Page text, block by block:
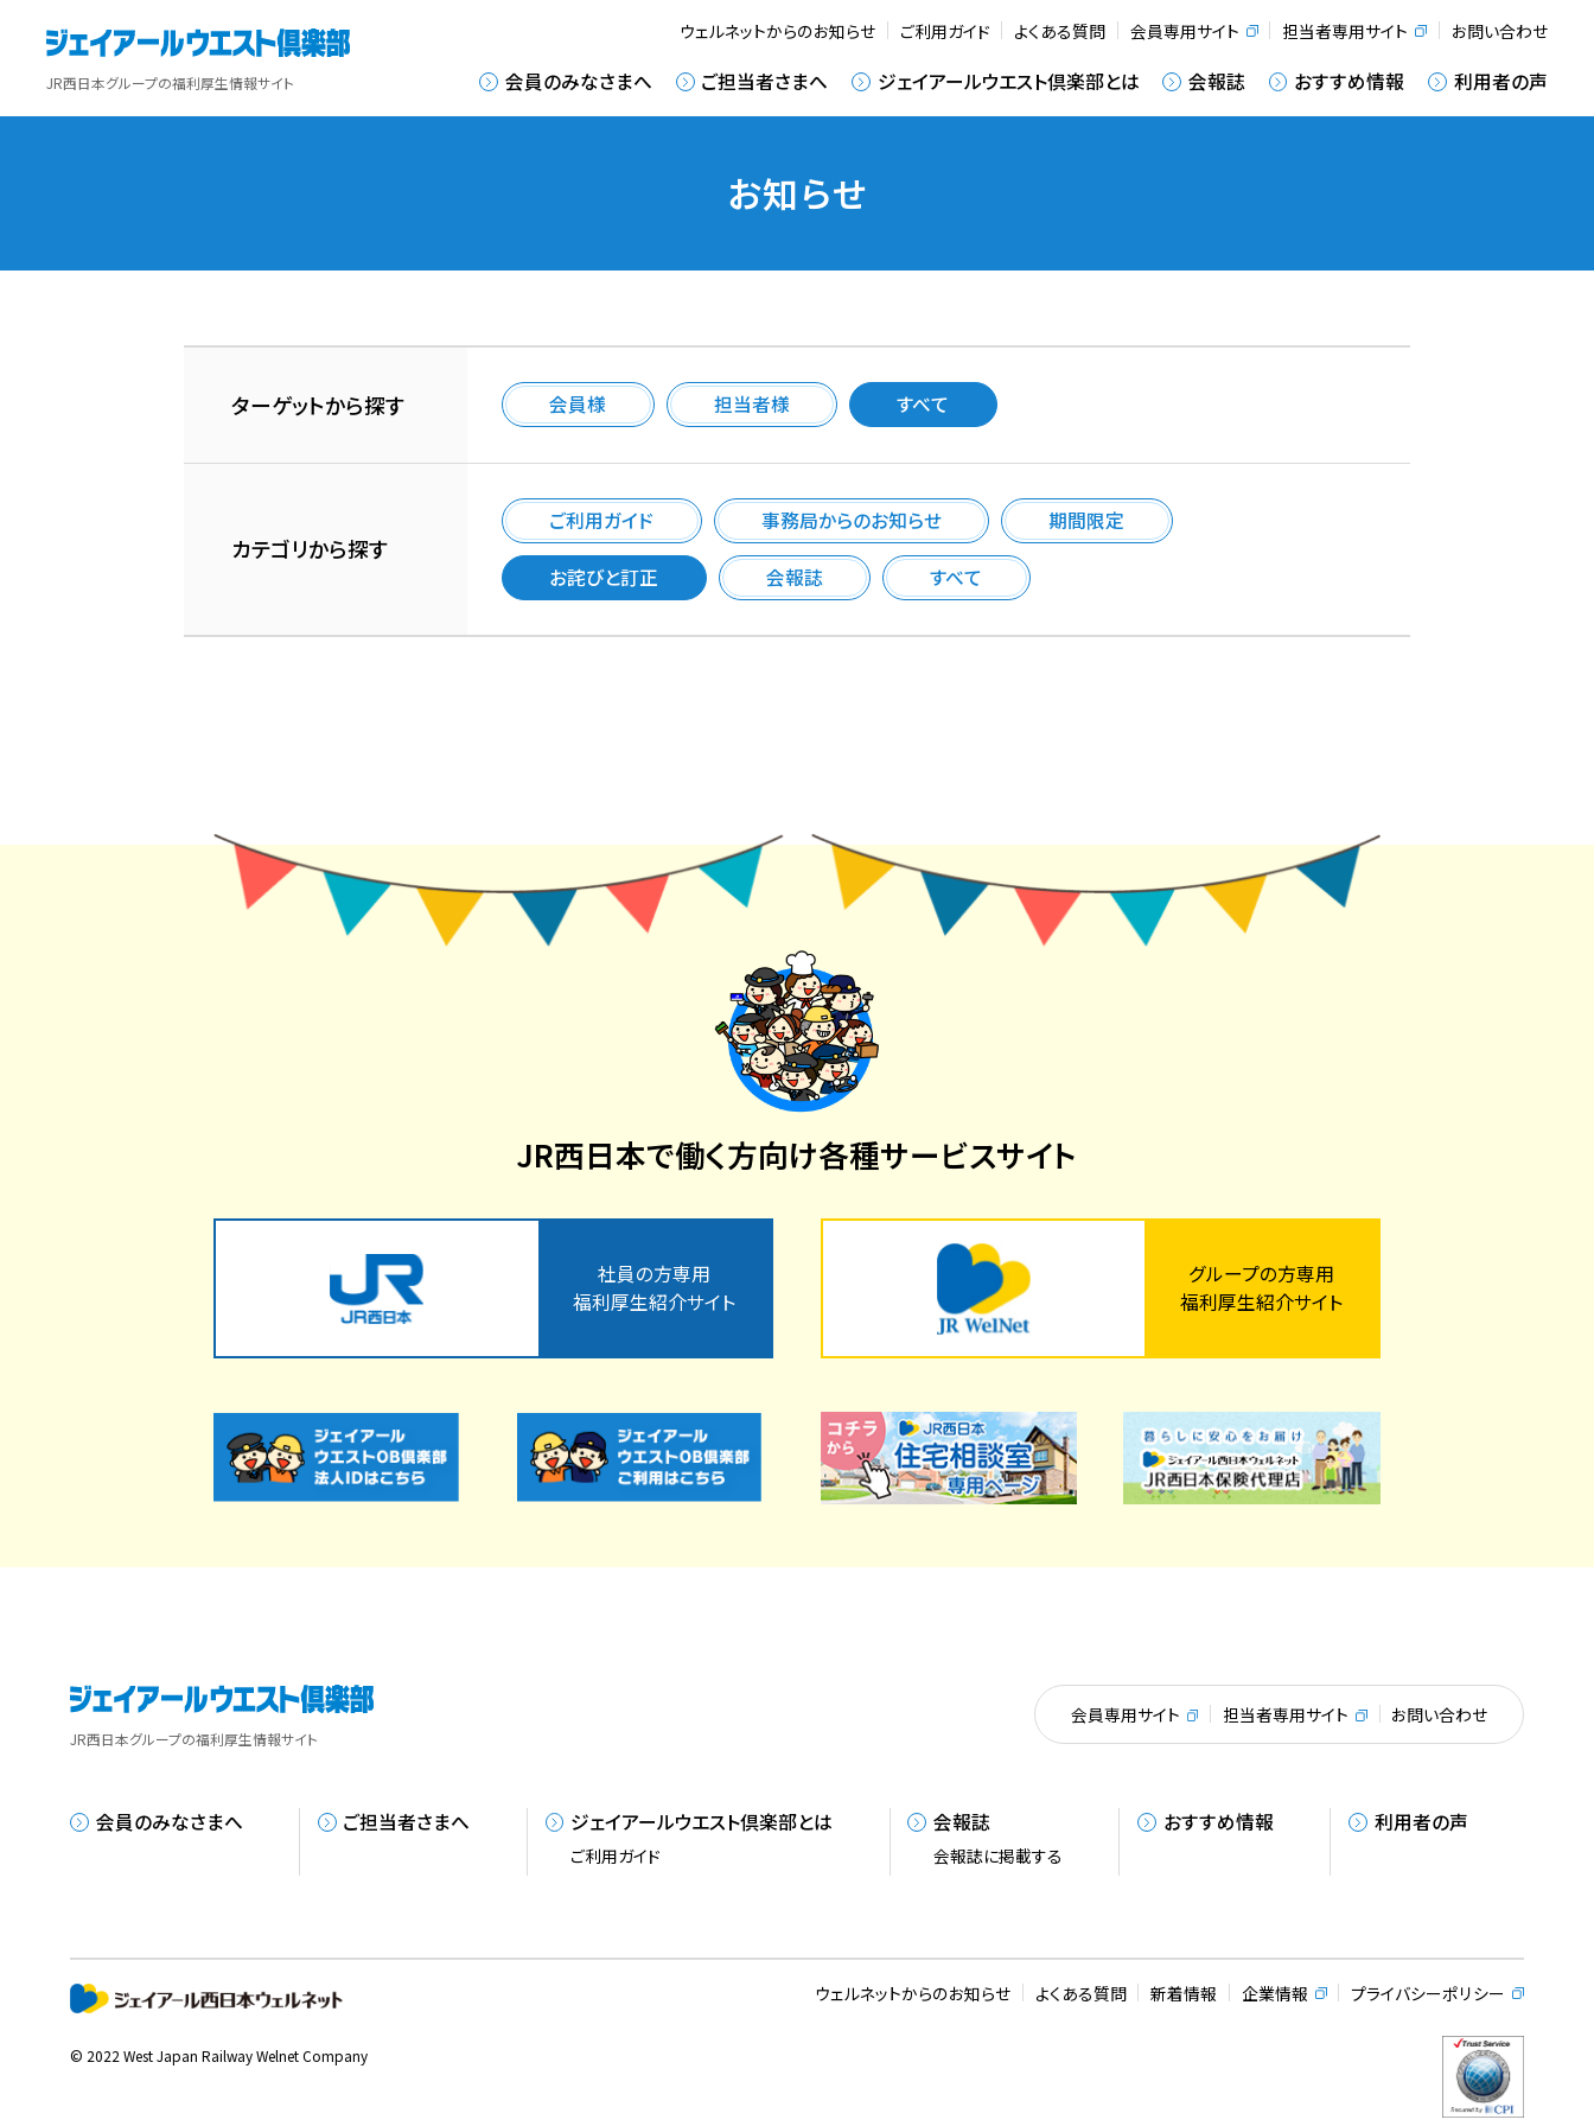
JR西日本グループの福利厚生情報サイト
ウェルネットからのお知らせ ご利用ガイド よくある質問 会員専用サイト 担当者専用サイト お問い合わせ
会員のみなさまへ ご担当者さまへ ジェイアールウエスト倶楽部とは 会報誌 おすすめ情報 利用者の声
お知らせ
ターゲットから探す 会員様 担当者様 すべて
カテゴリから探す
ご利用ガイド 事務局からのお知らせ 期間限定
お詫びと訂正 会報誌 すべて
JR西日本で働く方向け各種サービスサイト
社員の方専用
福利厚生紹介サイト
グループの方専用
福利厚生紹介サイト
JR西日本グループの福利厚生情報サイト
会員専用サイト 担当者専用サイト お問い合わせ
会員のみなさまへ ご担当者さまへ ジェイアールウエスト倶楽部とは
ご利用ガイド
会報誌
会報誌に掲載する
おすすめ情報 利⽤者の声
ウェルネットからのお知らせ よくある質問 新着情報 企業情報 プライバシーポリシー
© 2022 West Japan Railway Welnet Company